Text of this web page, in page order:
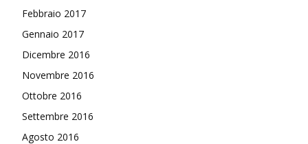
Febbraio 2017
Gennaio 2017
Dicembre 2016
Novembre 2016
Ottobre 2016
Settembre 2016
Agosto 2016